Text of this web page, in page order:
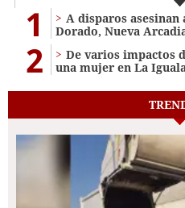
1
A disparos
Dorado, Nueva
2
De varios impactos
una mujer en La